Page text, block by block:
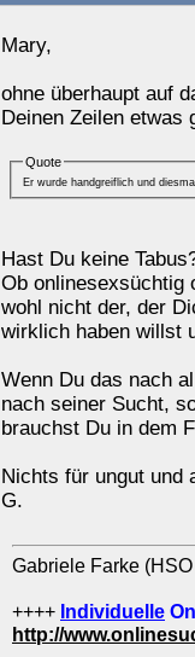
Mary,
ohne überhaupt auf
Deinen Zeilen etwas
Quote
Er wurde handgreiflich und
Hast Du keine
Ob onlinesexsüchtig
wohl nicht der, der
wirklich haben willst
Wenn Du das nach
nach seiner Sucht,
brauchst Du in dem
Nichts für ungut und
G.
Gabriele Farke (HSO
++++ Individuelle
http://